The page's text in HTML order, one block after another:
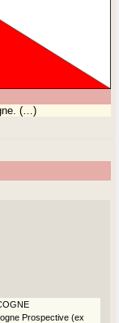
(…)
Prospective (ex